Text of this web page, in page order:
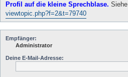
Profil auf die kleine Sprechblase.
viewtopic.php?f=2&t=79740
Empfänger:
Administrator
Deine E-Mail-Adresse: